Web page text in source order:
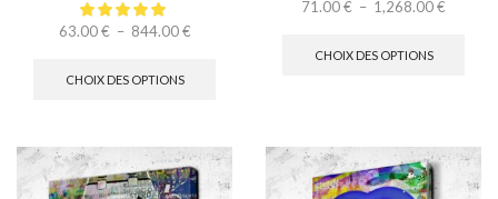
63.00€ – 844.00€
CHOIX DES OPTIONS
71.00€ – 1,268.00€
CHOIX DES OPTIONS